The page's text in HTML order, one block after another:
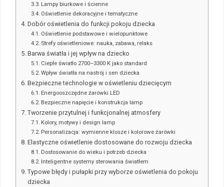
Lampy biurkowe i ścienne
Oświetlenie dekoracyjne i tematyczne
Dobór oświetlenia do funkcji pokoju dziecka
Oświetlenie podstawowe i wielopunktowe
Strefy oświetleniowe: nauka, zabawa, relaks
Barwa światła i jej wpływ na dziecko
Ciepłe światło 2700–3300 K jako standard
Wpływ światła na nastrój i sen dziecka
Bezpieczne technologie w oświetleniu dziecięcym
Energooszczędne żarówki LED
Bezpieczne napięcie i konstrukcja lamp
Tworzenie przytulnej i funkcjonalnej atmosfery
Kolory, motywy i design lamp
Personalizacja: wymienne klosze i kolorowe żarówki
Elastyczne oświetlenie dostosowane do rozwoju dziecka
Dostosowanie do wieku i potrzeb dziecka
Inteligentne systemy sterowania światłem
Typowe błędy i pułapki przy wyborze oświetlenia do pokoju
dziecka